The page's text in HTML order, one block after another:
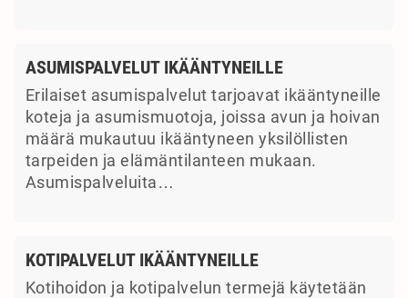
ASUMISPALVELUT IKÄÄNTYNEILLE
Erilaiset asumispalvelut tarjoavat ikääntyneille
koteja ja asumismuotoja, joissa avun ja hoivan
määrä mukautuu ikääntyneen yksilöllisten
tarpeiden ja elämäntilanteen mukaan.
Asumispalveluita…
KOTIPALVELUT IKÄÄNTYNEILLE
Kotihoidon ja kotipalvelun termejä käytetään